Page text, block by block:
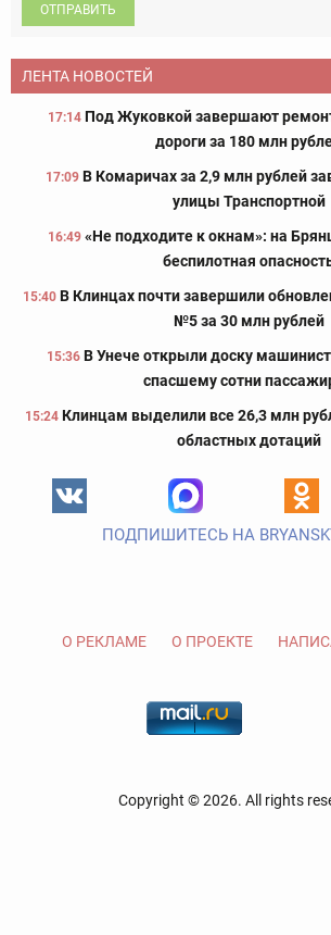
ОТПРАВИТЬ
ЛЕНТА НОВОСТЕЙ
17:14 Под Жуковкой завершают
дороги за 180 млн
17:09 В Комаричах за 2,9 млн рублей
улицы Транспортной
16:49 «Не подходите к окнам»: на
беспилотная
15:40 В Клинцах почти завершили
№5 за 30 млн рублей
15:36 В Унече открыли доску
спасшему сотни
15:24 Клинцам выделили все 26,3 млн
областных дотаций
ПОДПИШИТЕСЬ НА
О РЕКЛАМЕ О ПРОЕКТЕ
Copyright © 2026. All rights